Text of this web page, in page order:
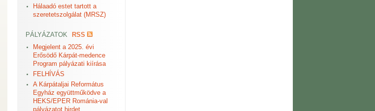
Hálaadó estet tartott a
szeretetszolgálat (MRSZ)
PÁLYÁZATOK
RSS
Megjelent a 2025. évi
Erősödő Kárpát-medence
Program pályázati kiírása
FELHÍVÁS
A Kárpátaljai Református
Egyház együttműködve a
HEKS/EPER Románia-val
pályázatot hirdet